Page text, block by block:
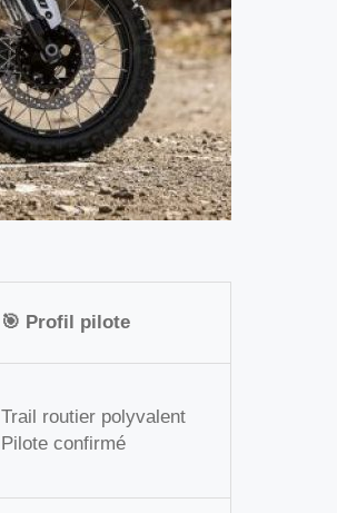
🎯 Profil pilote
Trail routier polyvalent
Pilote confirmé